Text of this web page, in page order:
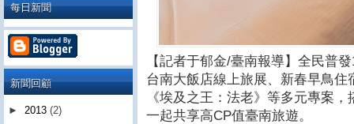
【記者于郁金/臺南報導】全民普
台南大飯店線上旅展、新春早鳥
《埃及之王：法老》等多元專案
一起共享高CP值臺南旅遊。
每日新聞
新聞回顧
► 2013 (2)